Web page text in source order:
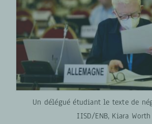
Un délégué étudiant le texte de
IISD/ENB, Kiara Worth